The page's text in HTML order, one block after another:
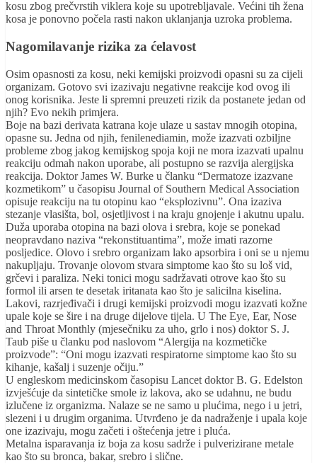
kosu zbog prečvrstih viklera koje su upotrebljavale. Većini tih žena
kosa je ponovno počela rasti nakon uklanjanja uzroka problema.
Nagomilavanje rizika za ćelavost
Osim opasnosti za kosu, neki kemijski proizvodi opasni su za cijeli
organizam. Gotovo svi izazivaju negativne reakcije kod ovog ili
onog korisnika. Jeste li spremni preuzeti rizik da postanete jedan od
njih? Evo nekih primjera.
Boje na bazi derivata katrana koje ulaze u sastav mnogih otopina,
opasne su. Jedna od njih, fenilenediamin, može izazvati ozbiljne
probleme zbog jakog kemijskog spoja koji ne mora izazvati upalnu
reakciju odmah nakon uporabe, ali postupno se razvija alergijska
reakcija. Doktor James W. Burke u članku “Dermatoze izazvane
kozmetikom” u časopisu Journal of Southern Medical Association
opisuje reakciju na tu otopinu kao “eksplozivnu”. Ona izaziva
stezanje vlasišta, bol, osjetljivost i na kraju gnojenje i akutnu upalu.
Duža uporaba otopina na bazi olova i srebra, koje se ponekad
neopravdano naziva “rekonstituantima”, može imati razorne
posljedice. Olovo i srebro organizam lako apsorbira i oni se u njemu
nakupljaju. Trovanje olovom stvara simptome kao što su loš vid,
grčevi i paraliza. Neki tonici mogu sadržavati otrove kao što su
formol ili arsen te desetak iritanata kao što je salicilna kiselina.
Lakovi, razrjeđivači i drugi kemijski proizvodi mogu izazvati kožne
upale koje se šire i na druge dijelove tijela. U The Eye, Ear, Nose
and Throat Monthly (mjesečniku za uho, grlo i nos) doktor S. J.
Taub piše u članku pod naslovom “Alergija na kozmetičke
proizvode”: “Oni mogu izazvati respiratorne simptome kao što su
kihanje, kašalj i suzenje očiju.”
U engleskom medicinskom časopisu Lancet doktor B. G. Edelston
izvješćuje da sintetičke smole iz lakova, ako se udahnu, ne budu
izlučene iz organizma. Nalaze se ne samo u plućima, nego i u jetri,
slezeni i u drugim organima. Utvrđeno je da nadraženje i upala koje
one izazivaju, mogu začeti i oštećenja jetre i pluća.
Metalna isparavanja iz boja za kosu sadrže i pulverizirane metale
kao što su bronca, bakar, srebro i slične.